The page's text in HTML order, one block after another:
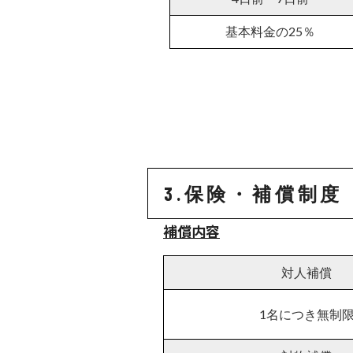
基本料金の25％
3.保険・補償制度
補償内容
対人補償
1名につき無制